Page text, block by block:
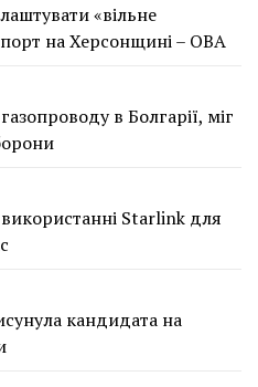
«вільне
на Херсонщині – ОВА
в Болгарії, міг
Starlink для
кандидата на